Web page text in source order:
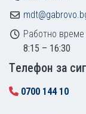
Работно време
8:15 – 16:30
Tелефон за
0700 144 10